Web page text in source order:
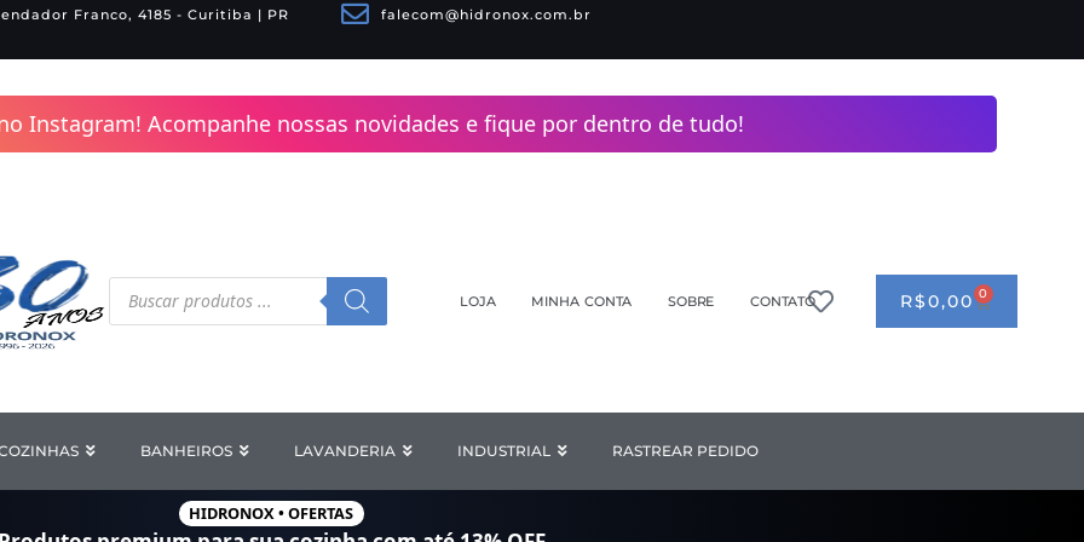
Franco, 4185 - Curitiba | PR falecom@hidronox.com.br
Instagram! Acompanhe nossas novidades e fique por dentro de tudo!
Pesquisar
produtos LOJA MINHA CONTA SOBRE CONTATO R$0,00 0 CART
Open COZINHAS
BANHEIROS Open BANHEIROS
LAVANDERIA Open LAVANDERIA
INDUSTRIAL Open INDUSTRIAL
RASTREAR PEDIDO
HIDRONOX • OFERTAS